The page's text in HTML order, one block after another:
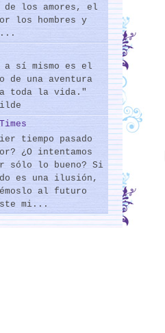
de los amores, el
los hombres y
a sí mismo es el
de una aventura
toda la vida."
tiempo pasado
¿O intentamos
sólo lo bueno? Si
es una ilusión,
al futuro
mi...